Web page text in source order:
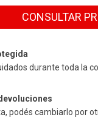
durante toda la
podés cambiarlo por